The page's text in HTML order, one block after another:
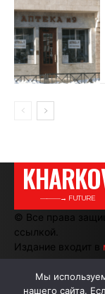
———→ FUTURE
© Все права
ссылкой.
Издание входит в
Мы
нашего сайта.